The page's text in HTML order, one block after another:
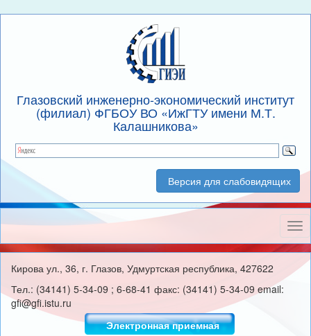
Глазовский инженерно-экономический институт
(филиал) ФГБОУ ВО «ИжГТУ имени М.Т.
Калашникова»
Версия для слабовидящих
Кирова ул., 36, г. Глазов, Удмуртская республика, 427622
Тел.: (34141) 5-34-09 ; 6-68-41 факс: (34141) 5-34-09 email:
gfi@gfi.istu.ru
Электронная приемная